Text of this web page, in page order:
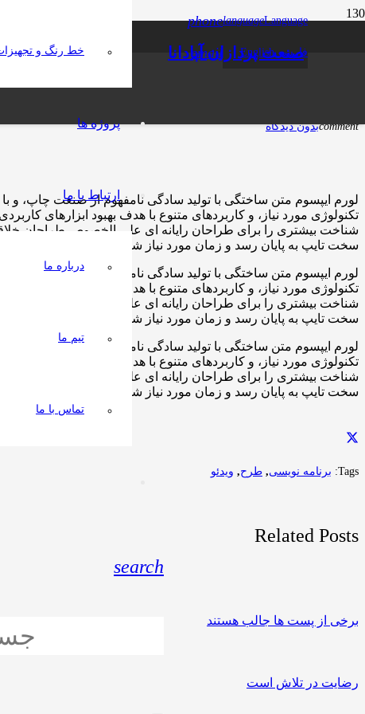
languageLanguage
فارسیEnglish
phone
email
صنعت پردازان آپادانا خط رنگ و
پروژه ها
ارتباط با ما
درباره ما
تیم ما
تماس با ما
search
ارسال جدید برای افراد باهوش
commentبدون دیدگاه
لورم ایپسوم متن ساختگی با تولید سادگی نامفهوم از صنعت چاپ، و
تکنولوژی مورد نیاز، و کاربردهای متنوع با هدف بهبود ابزارهای
شناخت بیشتری را برای طراحان رایانه ای علی الخصوص طراحان
سخت تایپ به پایان رسد و زمان مورد نیاز شامل حروفچینی
لورم ایپسوم متن ساختگی با تولید سادگی نامفهوم از صنعت چاپ، و
تکنولوژی مورد نیاز، و کاربردهای متنوع با هدف بهبود ابزارهای
شناخت بیشتری را برای طراحان رایانه ای علی الخصوص طراحان
سخت تایپ به پایان رسد و زمان مورد نیاز شامل حروفچینی
لورم ایپسوم متن ساختگی با تولید سادگی نامفهوم از صنعت چاپ، و
تکنولوژی مورد نیاز، و کاربردهای متنوع با هدف بهبود ابزارهای
شناخت بیشتری را برای طراحان رایانه ای علی الخصوص طراحان
سخت تایپ به پایان رسد و زمان مورد نیاز شامل حروفچینی
Tags: برنامه نویسی, طرح, ویدئو
Related Posts
برخی از پست ها جالب هستند
رضایت در تلاش است